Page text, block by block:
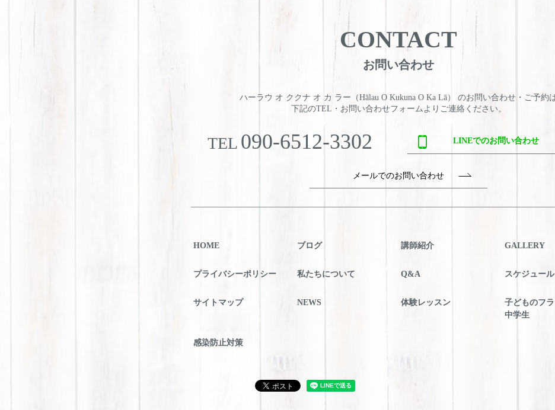
CONTACT
お問い合わせ
ハーラウ オ ククナ オ カ ラー（Hālau O Kukuna O Ka Lā） のお問い合わせ・ご予約
下記のTEL・お問い合わせフォームよりご連絡ください。
TEL 090-6512-3302 LINEでのお問い合わせ
メールでのお問い合わせ
HOME ブログ 講師紹介 GALLERY
プライバシーポリシー 私たちについて Q&A スケジュール
サイトマップ NEWS 体験レッスン
子どものフ
中学生
感染防止対策